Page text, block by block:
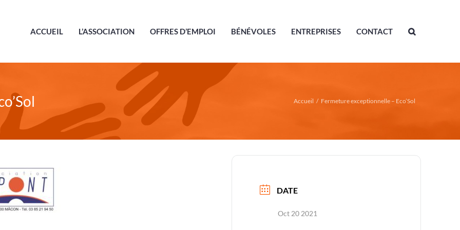
ACCUEIL L’ASSOCIATION OFFRES D’EMPLOI BÉNÉVOLES ENTREPRISES CONTACT
Accueil / Fermeture exceptionnelle – Eco’Sol
DATE
Oct 20 2021